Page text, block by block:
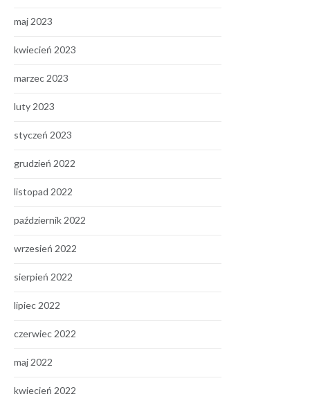
maj 2023
kwiecień 2023
marzec 2023
luty 2023
styczeń 2023
grudzień 2022
listopad 2022
październik 2022
wrzesień 2022
sierpień 2022
lipiec 2022
czerwiec 2022
maj 2022
kwiecień 2022